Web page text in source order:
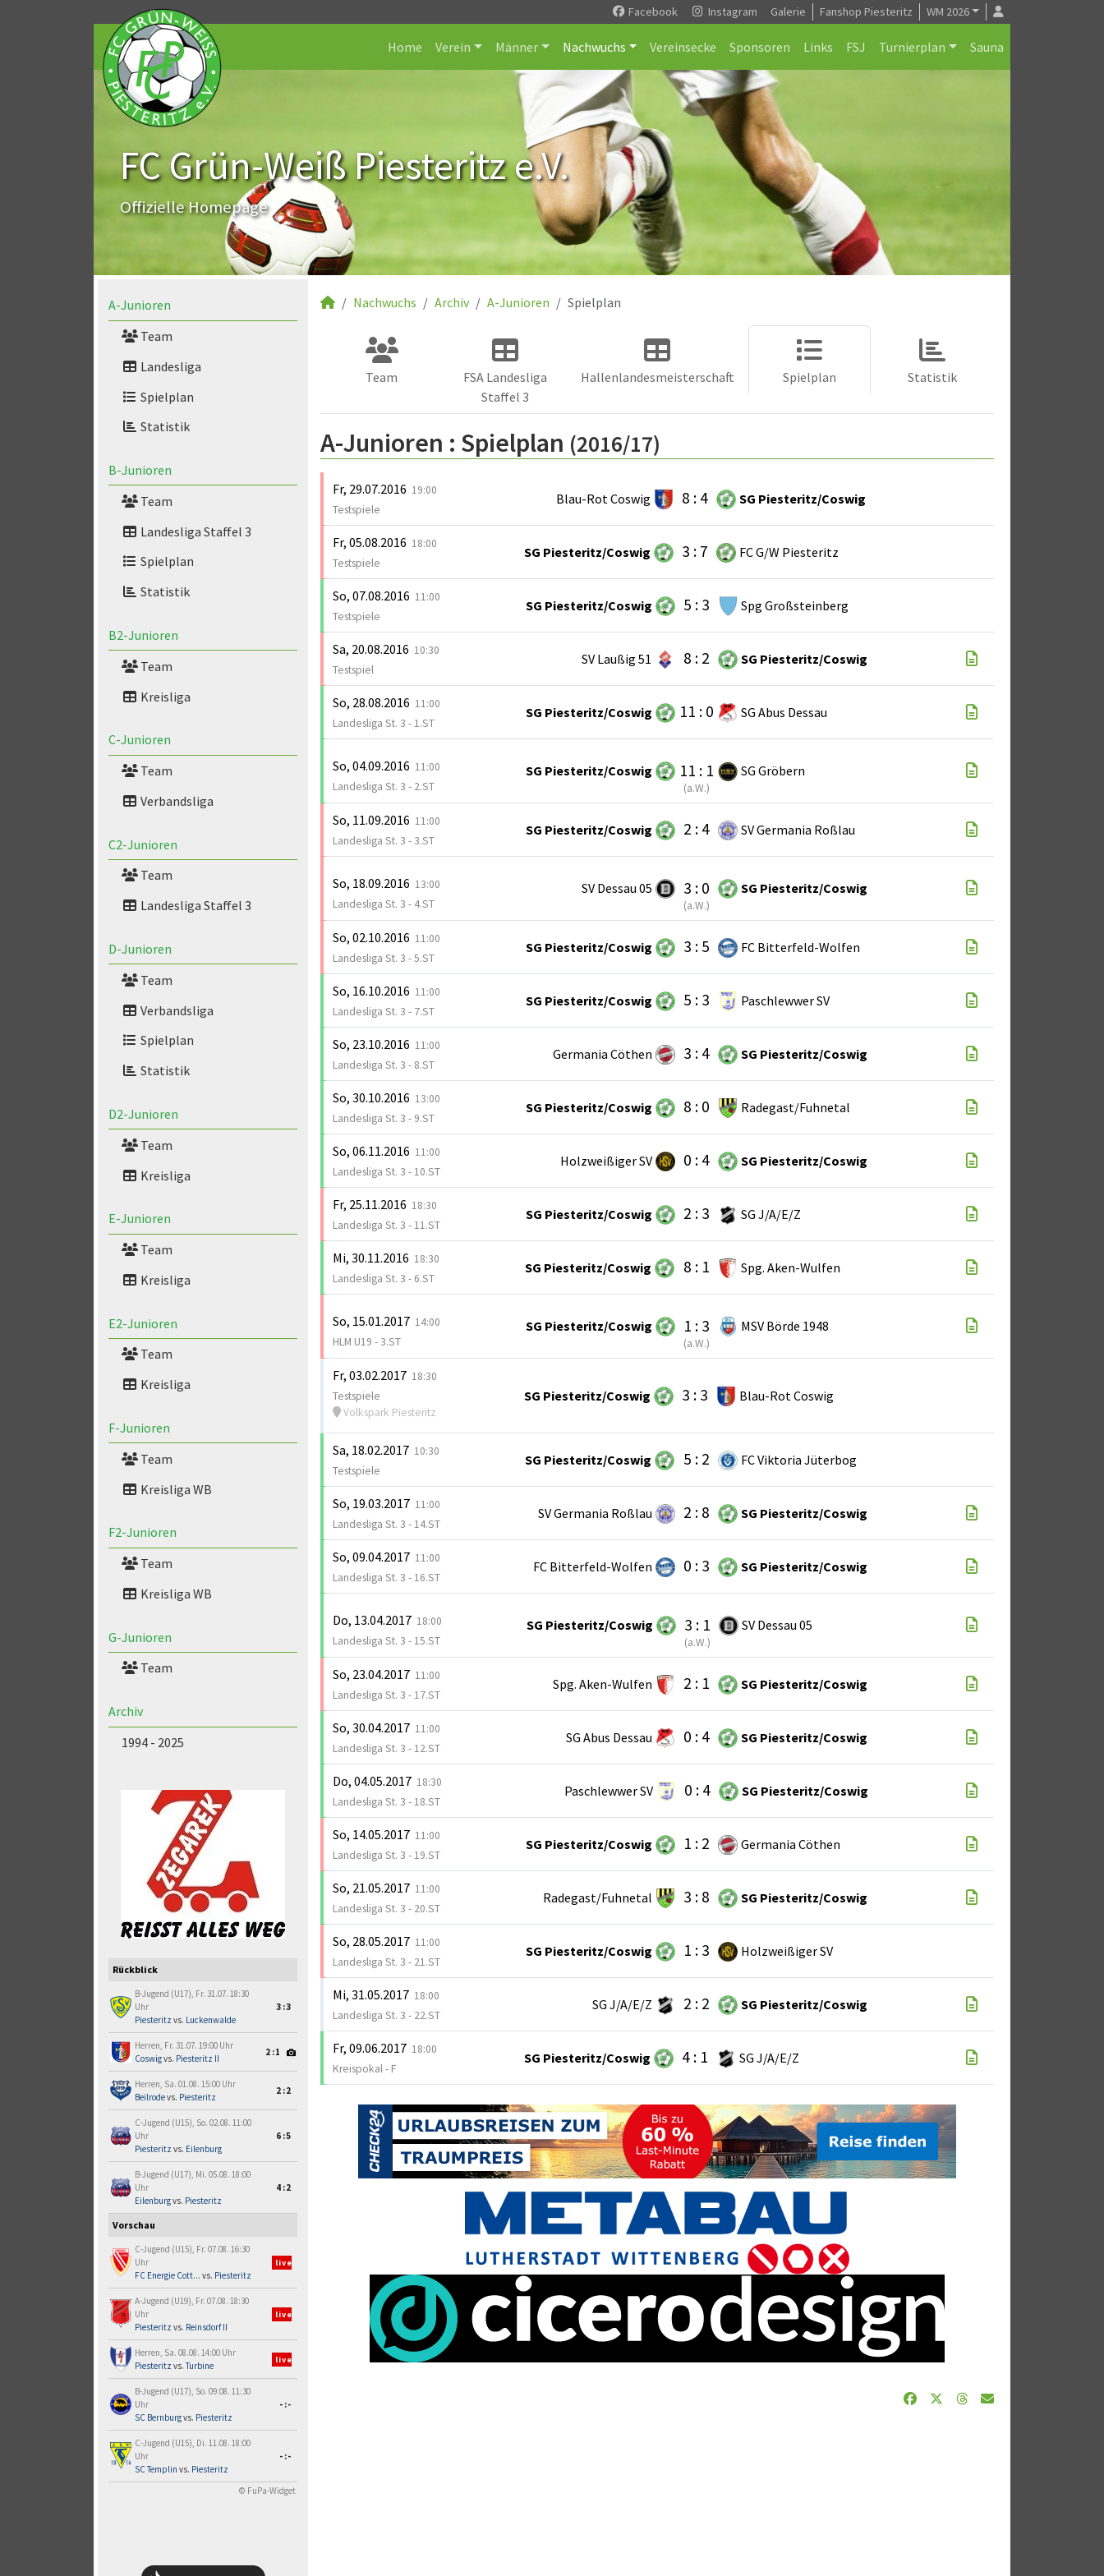
Facebook Instagram Galerie Fanshop Piesteritz WM 2026
Home Verein Männer Nachwuchs Vereinsecke Sponsoren Links FSJ Turnierplan Sauna
FC Grün-Weiß Piesteritz e.V.
Offizielle Homepage
A-Junioren
Team
Landesliga
Spielplan
Statistik
B-Junioren
Team
Landesliga Staffel 3
Spielplan
Statistik
B2-Junioren
Team
Kreisliga
C-Junioren
Team
Verbandsliga
C2-Junioren
Team
Landesliga Staffel 3
D-Junioren
Team
Verbandsliga
Spielplan
Statistik
D2-Junioren
Team
Kreisliga
E-Junioren
Team
Kreisliga
E2-Junioren
Team
Kreisliga
F-Junioren
Team
Kreisliga WB
F2-Junioren
Team
Kreisliga WB
G-Junioren
Team
Archiv
1994 - 2025
Rückblick
B-Jugend (U17), Fr. 31.07. 18:30
Uhr
Piesteritz vs. Luckenwalde
3:3
Herren, Fr. 31.07. 19:00 Uhr
Coswigvs. Piesteritz II
2:1
Herren, Sa. 01.08. 15:00 Uhr
Beilrodevs. Piesteritz
2:2
C-Jugend (U15), So. 02.08. 11:00
Uhr
Piesteritz vs. Eilenburg
6:5
B-Jugend (U17), Mi. 05.08. 18:00
Uhr
Eilenburgvs. Piesteritz
4:2
Vorschau
C-Jugend (U15), Fr. 07.08. 16:30
Uhr
FC Energie Cott... vs. Piesteritz
live
A-Jugend (U19), Fr. 07.08. 18:30
Uhr
Piesteritz vs. Reinsdorf II
live
Herren, Sa. 08.08. 14:00 Uhr
Piesteritz vs.Turbine
live
B-Jugend (U17), So. 09.08. 11:30
Uhr
SC Bernburgvs. Piesteritz
-:-
C-Jugend (U15), Di. 11.08. 18:00
Uhr
SC Templin vs. Piesteritz
-:-
© FuPa-Widget
Nachwuchs Archiv A-Junioren Spielplan
Team
FSA Landesliga
Staffel 3
Hallenlandesmeisterschaft Spielplan Statistik
A-Junioren : Spielplan (2016/17)
Fr, 29.07.2016 19:00
Testspiele
Blau-Rot Coswig 8 : 4 SG Piesteritz/Coswig
Fr, 05.08.2016 18:00
Testspiele
SG Piesteritz/Coswig 3 : 7 FC G/W Piesteritz
So, 07.08.2016 11:00
Testspiele
SG Piesteritz/Coswig 5 : 3 Spg Großsteinberg
Sa, 20.08.2016 10:30
Testspiel
SV Laußig 51 8 : 2 SG Piesteritz/Coswig
So, 28.08.2016 11:00
Landesliga St. 3 - 1.ST
SG Piesteritz/Coswig 11 : 0 SG Abus Dessau
So, 04.09.2016 11:00
Landesliga St. 3 - 2.ST
SG Piesteritz/Coswig 11 : 1
(a.W.)
SG Gröbern
So, 11.09.2016 11:00
Landesliga St. 3 - 3.ST
SG Piesteritz/Coswig 2 : 4 SV Germania Roßlau
So, 18.09.2016 13:00
Landesliga St. 3 - 4.ST
SV Dessau 05 3 : 0
(a.W.)
SG Piesteritz/Coswig
So, 02.10.2016 11:00
Landesliga St. 3 - 5.ST
SG Piesteritz/Coswig 3 : 5 FC Bitterfeld-Wolfen
So, 16.10.2016 11:00
Landesliga St. 3 - 7.ST
SG Piesteritz/Coswig 5 : 3 Paschlewwer SV
So, 23.10.2016 11:00
Landesliga St. 3 - 8.ST
Germania Cöthen 3 : 4 SG Piesteritz/Coswig
So, 30.10.2016 13:00
Landesliga St. 3 - 9.ST
SG Piesteritz/Coswig 8 : 0 Radegast/Fuhnetal
So, 06.11.2016 11:00
Landesliga St. 3 - 10.ST
Holzweißiger SV 0 : 4 SG Piesteritz/Coswig
Fr, 25.11.2016 18:30
Landesliga St. 3 - 11.ST
SG Piesteritz/Coswig 2 : 3 SG J/A/E/Z
Mi, 30.11.2016 18:30
Landesliga St. 3 - 6.ST
SG Piesteritz/Coswig 8 : 1 Spg. Aken-Wulfen
So, 15.01.2017 14:00
HLM U19 - 3.ST
SG Piesteritz/Coswig 1 : 3
(a.W.)
MSV Börde 1948
Fr, 03.02.2017 18:30
Testspiele
Volkspark Piesteritz
SG Piesteritz/Coswig 3 : 3 Blau-Rot Coswig
Sa, 18.02.2017 10:30
Testspiele
SG Piesteritz/Coswig 5 : 2 FC Viktoria Jüterbog
So, 19.03.2017 11:00
Landesliga St. 3 - 14.ST
SV Germania Roßlau 2 : 8 SG Piesteritz/Coswig
So, 09.04.2017 11:00
Landesliga St. 3 - 16.ST
FC Bitterfeld-Wolfen 0 : 3 SG Piesteritz/Coswig
Do, 13.04.2017 18:00
Landesliga St. 3 - 15.ST
SG Piesteritz/Coswig 3 : 1
(a.W.)
SV Dessau 05
So, 23.04.2017 11:00
Landesliga St. 3 - 17.ST
Spg. Aken-Wulfen 2 : 1 SG Piesteritz/Coswig
So, 30.04.2017 11:00
Landesliga St. 3 - 12.ST
SG Abus Dessau 0 : 4 SG Piesteritz/Coswig
Do, 04.05.2017 18:30
Landesliga St. 3 - 18.ST
Paschlewwer SV 0 : 4 SG Piesteritz/Coswig
So, 14.05.2017 11:00
Landesliga St. 3 - 19.ST
SG Piesteritz/Coswig 1 : 2 Germania Cöthen
So, 21.05.2017 11:00
Landesliga St. 3 - 20.ST
Radegast/Fuhnetal 3 : 8 SG Piesteritz/Coswig
So, 28.05.2017 11:00
Landesliga St. 3 - 21.ST
SG Piesteritz/Coswig 1 : 3 Holzweißiger SV
Mi, 31.05.2017 18:00
Landesliga St. 3 - 22.ST
SG J/A/E/Z 2 : 2 SG Piesteritz/Coswig
Fr, 09.06.2017 18:00
Kreispokal - F
SG Piesteritz/Coswig 4 : 1 SG J/A/E/Z